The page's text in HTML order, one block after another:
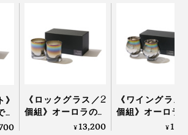
りのなめらかさが違う！
ろ、「錆びない、軽い、人体にやさし
純度100％のチタンを使用していると
でください
ガラス片は大変危険ですので、各自
って破棄してください
味
《ロックグラス／2
個組》オーロラの光
彩で眼福を、まろや
¥13,200
《ワイングラス
個組》オーロラ
彩で眼福を、ま
¥